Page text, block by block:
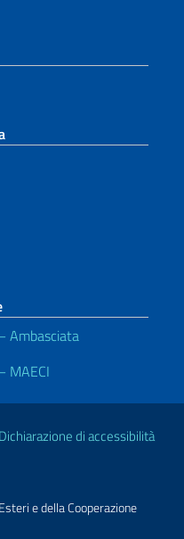
Ambasciata
MAECI
di accessibilità
e della Cooperazione